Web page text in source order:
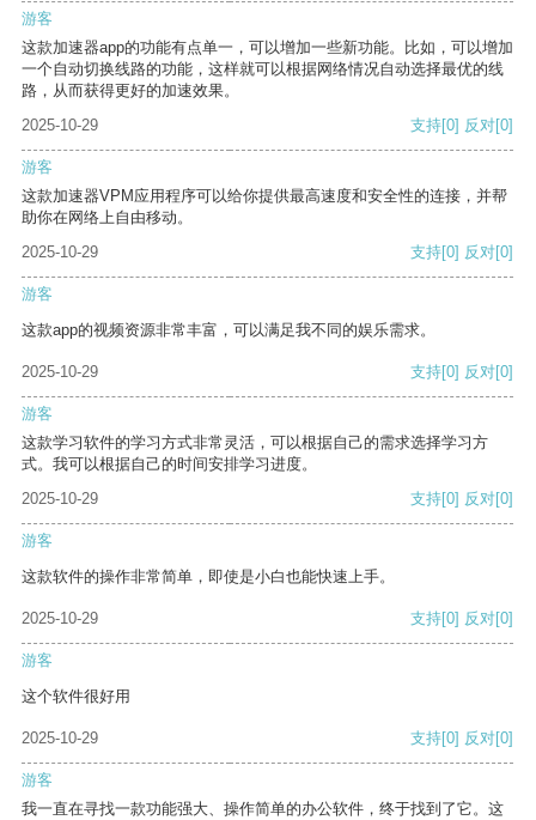
游客
这款加速器app的功能有点单一，可以增加一些新功能。比如，可以增加
一个自动切换线路的功能，这样就可以根据网络情况自动选择最优的线
路，从而获得更好的加速效果。
2025-10-29
支持[0] 反对[0]
游客
这款加速器VPM应用程序可以给你提供最高速度和安全性的连接，并帮
助你在网络上自由移动。
2025-10-29
支持[0] 反对[0]
游客
这款app的视频资源非常丰富，可以满足我不同的娱乐需求。
2025-10-29 支持[0] 反对[0]
游客
这款学习软件的学习方式非常灵活，可以根据自己的需求选择学习方
式。我可以根据自己的时间安排学习进度。
2025-10-29
支持[0] 反对[0]
游客
这款软件的操作非常简单，即使是小白也能快速上手。
2025-10-29 支持[0] 反对[0]
游客
这个软件很好用
2025-10-29 支持[0] 反对[0]
游客
我一直在寻找一款功能强大、操作简单的办公软件，终于找到了它。这